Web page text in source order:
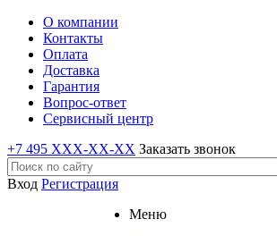
О компании
Контакты
Оплата
Доставка
Гарантия
Вопрос-ответ
Сервисный центр
+7 495 XXX-XX-XX Заказать звонок
Вход Регистрация
Меню